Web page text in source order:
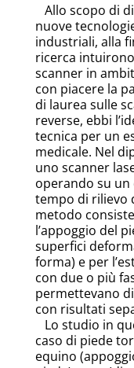
Allo scopo di
nuove
industriali, alla
ricerca
scanner in
con piacere la
di laurea sulle
reverse, ebbi
tecnica per un
medicale. Nel
uno scanner
operando su un
tempo di rilievo
metodo
l’appoggio del
superfici
forma) e per
con due o più
permettevano
con risultati
Lo studio in
caso di piede
equino